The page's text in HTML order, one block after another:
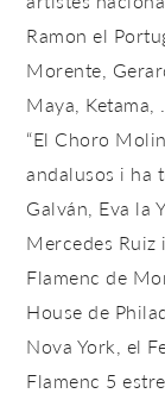
Ramon el
Morente,
Maya, Ketama,
“El Choro
andalusos i ha
Galván, Eva la
Mercedes Ruiz
Flamenc de
House de
Nova York, el
Flamenc 5